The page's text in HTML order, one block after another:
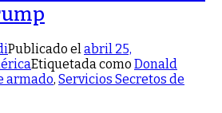
Publicado elabril 25,
Etiquetada como Donald
armado, Servicios Secretos de